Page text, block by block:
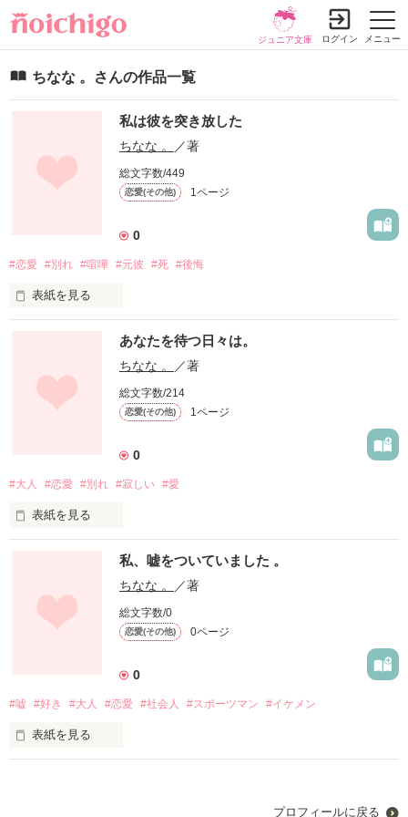
メニュー
ジュニア文庫 ログイン
ちなな 。さんの作品一覧
私は彼を突き放した
ちなな 。 ／著
総文字数/449
恋愛(その他) 1ページ
0
#恋愛 #別れ #喧嘩 #元彼 #死 #後悔
表紙を見る
4年も前に別れたはずの彼からLINEが届いた
ふと愛莉を思い出して 」
人間関係で悩んでいた彼に私は
「 自分が私に何したか分かってんの？」
その数日後、彼が死んじゃうなんて
あなたを待つ日々は。
ちなな 。 ／著
総文字数/214
恋愛(その他) 1ページ
0
#大人 #恋愛 #別れ #寂しい #愛
表紙を見る
ある日突然
あなたはいなくなった 。
あなたのいない街は
私、嘘をついていました 。
ちなな 。 ／著
総文字数/0
恋愛(その他) 0ページ
0
#嘘 #好き #大人 #恋愛 #社会人 #スポーツマン #イケメン
表紙を見る
プロフィールに戻る